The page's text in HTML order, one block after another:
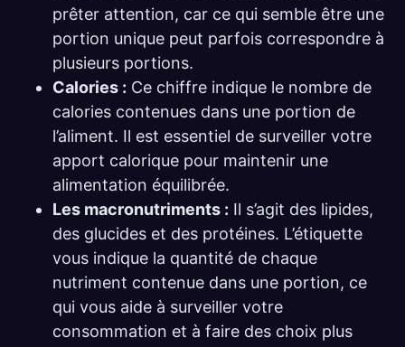
prêter attention, car ce qui semble être une
portion unique peut parfois correspondre à
plusieurs portions.
Calories : Ce chiffre indique le nombre de
calories contenues dans une portion de
l’aliment. Il est essentiel de surveiller votre
apport calorique pour maintenir une
alimentation équilibrée.
Les macronutriments : Il s’agit des lipides,
des glucides et des protéines. L’étiquette
vous indique la quantité de chaque
nutriment contenue dans une portion, ce
qui vous aide à surveiller votre
consommation et à faire des choix plus